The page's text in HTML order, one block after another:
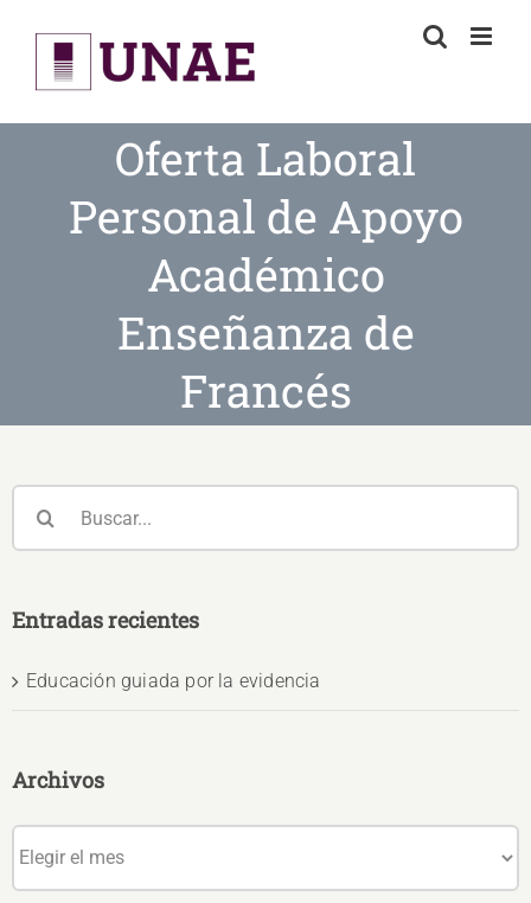
content
Oferta Laboral
Personal de Apoyo
Académico
Enseñanza de
Francés
Entradas recientes
Educación guiada por la evidencia
Archivos